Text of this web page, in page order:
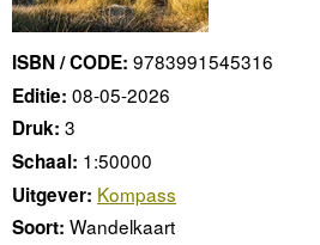
ISBN / CODE: 9783991545316
Editie: 08-05-2026
Druk: 3
Schaal: 1:50000
Uitgever: Kompass
Soort: Wandelkaart